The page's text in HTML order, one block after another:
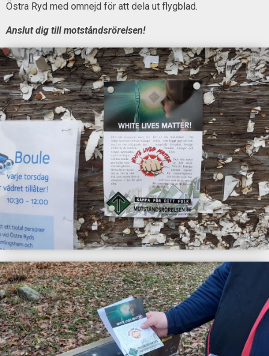
Östra Ryd med omnejd för att dela ut flygblad.
Anslut dig till motståndsrörelsen!